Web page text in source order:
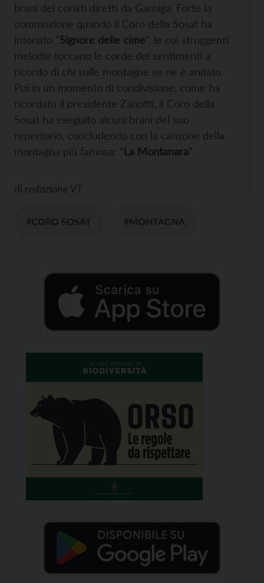
brani dei coristi diretti da Garniga. Forte la
commozione quando il Coro della Sosat ha
intonato “Signore delle cime“, le cui struggenti
melodie toccano le corde dei sentimenti a
ricordo di chi sulle montagne se ne è andato.
Poi in un momento di condivisione, come ha
ricordato il presidente Zanotti, il Coro della
Sosat ha eseguito alcuni brani del suo
repertorio, concludendo con la canzone della
montagna più famosa: “La Montanara“.
di redazione VT
#CORO SOSAT #MONTAGNA